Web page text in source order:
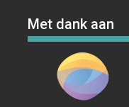
Met dank aan